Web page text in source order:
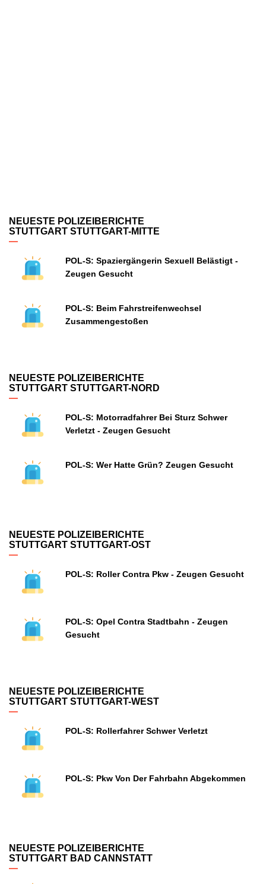
NEUESTE POLIZEIBERICHTE
STUTTGART STUTTGART-MITTE
POL-S: Spaziergängerin Sexuell Belästigt -
Zeugen Gesucht
POL-S: Beim Fahrstreifenwechsel
Zusammengestoßen
NEUESTE POLIZEIBERICHTE
STUTTGART STUTTGART-NORD
POL-S: Motorradfahrer Bei Sturz Schwer
Verletzt - Zeugen Gesucht
POL-S: Wer Hatte Grün? Zeugen Gesucht
NEUESTE POLIZEIBERICHTE
STUTTGART STUTTGART-OST
POL-S: Roller Contra Pkw - Zeugen Gesucht
POL-S: Opel Contra Stadtbahn - Zeugen
Gesucht
NEUESTE POLIZEIBERICHTE
STUTTGART STUTTGART-WEST
POL-S: Rollerfahrer Schwer Verletzt
POL-S: Pkw Von Der Fahrbahn Abgekommen
NEUESTE POLIZEIBERICHTE
STUTTGART BAD CANNSTATT